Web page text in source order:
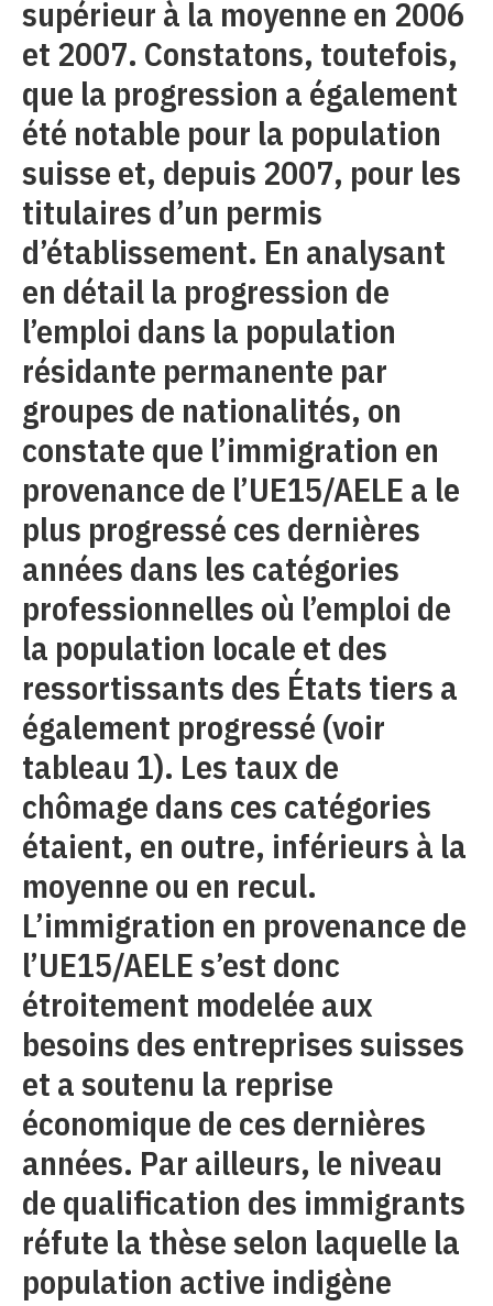
supérieur à la moyenne en 2006
et 2007. Constatons, toutefois,
que la progression a également
été notable pour la population
suisse et, depuis 2007, pour les
titulaires d’un permis
d’établissement. En analysant
en détail la progression de
l’emploi dans la population
résidante permanente par
groupes de nationalités, on
constate que l’immigration en
provenance de l’UE15/AELE a le
plus progressé ces dernières
années dans les catégories
professionnelles où l’emploi de
la population locale et des
ressortissants des États tiers a
également progressé (voir
tableau 1). Les taux de
chômage dans ces catégories
étaient, en outre, inférieurs à la
moyenne ou en recul.
L’immigration en provenance de
l’UE15/AELE s’est donc
étroitement modelée aux
besoins des entreprises suisses
et a soutenu la reprise
économique de ces dernières
années. Par ailleurs, le niveau
de qualification des immigrants
réfute la thèse selon laquelle la
population active indigène